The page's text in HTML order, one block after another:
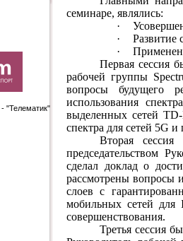
- "Телематик"
семинаре, являлись:
·
·
Развитие
·
Первая сессия
рабочей группы
вопросы будущего
использования
выделенных сетей TD-
спектра для сетей 5G и
Вторая сессия
председательством
сделал доклад о
рассмотрены вопросы
слоев с
мобильных сетей для
совершенствования.
Третья сессия